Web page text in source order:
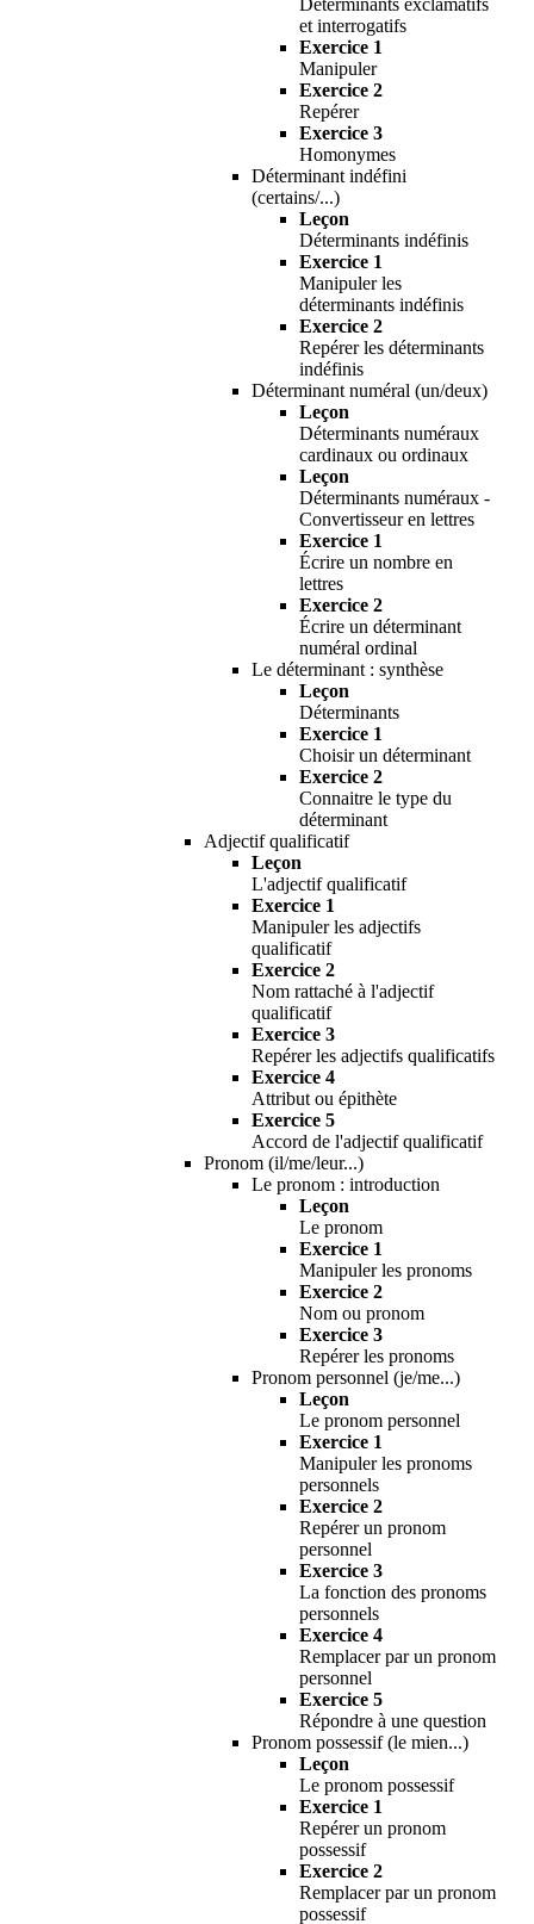
et interrogatifs
Exercice 1
Manipuler
Exercice 2
Repérer
Exercice 3
Homonymes
Déterminant indéfini
(certains/...)
Leçon
Déterminants indéfinis
Exercice 1
Manipuler les
déterminants indéfinis
Exercice 2
Repérer les déterminants
indéfinis
Déterminant numéral (un/deux)
Leçon
Déterminants numéraux
cardinaux ou ordinaux
Leçon
Déterminants numéraux -
Convertisseur en lettres
Exercice 1
Écrire un nombre en
lettres
Exercice 2
Écrire un déterminant
numéral ordinal
Le déterminant : synthèse
Leçon
Déterminants
Exercice 1
Choisir un déterminant
Exercice 2
Connaitre le type du
déterminant
Adjectif qualificatif
Leçon
L'adjectif qualificatif
Exercice 1
Manipuler les adjectifs
qualificatif
Exercice 2
Nom rattaché à l'adjectif
qualificatif
Exercice 3
Repérer les adjectifs qualificatifs
Exercice 4
Attribut ou épithète
Exercice 5
Accord de l'adjectif qualificatif
Pronom (il/me/leur...)
Le pronom : introduction
Leçon
Le pronom
Exercice 1
Manipuler les pronoms
Exercice 2
Nom ou pronom
Exercice 3
Repérer les pronoms
Pronom personnel (je/me...)
Leçon
Le pronom personnel
Exercice 1
Manipuler les pronoms
personnels
Exercice 2
Repérer un pronom
personnel
Exercice 3
La fonction des pronoms
personnels
Exercice 4
Remplacer par un pronom
personnel
Exercice 5
Répondre à une question
Pronom possessif (le mien...)
Leçon
Le pronom possessif
Exercice 1
Repérer un pronom
possessif
Exercice 2
Remplacer par un pronom
possessif